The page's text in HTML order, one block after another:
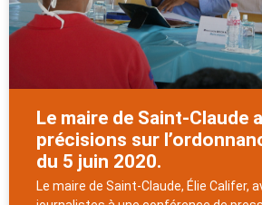
Le maire de Saint-Claude
précisions sur
du 5 juin 2020.
Le maire de Saint-Claude, Élie Califer,